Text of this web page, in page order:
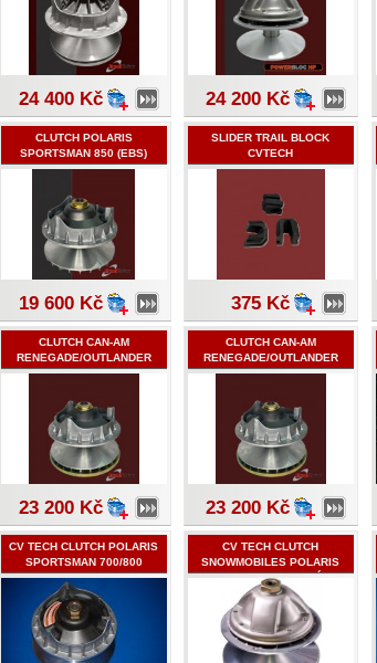
24 400 Kč 24 200 Kč
CLUTCH POLARIS
SPORTSMAN 850 (EBS)
2009-2016
19 600 Kč
SLIDER TRAIL BLOCK
CVTECH
375 Kč
CLUTCH CAN-AM
RENEGADE/OUTLANDER
500
23 200 Kč
CLUTCH CAN-AM
RENEGADE/OUTLANDER
570 ALL YEARS
23 200 Kč
CV TECH CLUTCH POLARIS
SPORTSMAN 700/800
CV TECH CLUTCH
SNOWMOBILES POLARIS
VODOU CHLAZENÉ